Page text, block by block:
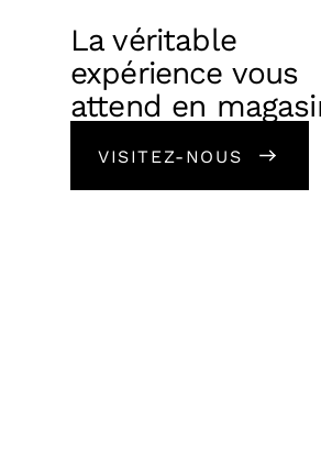
La véritable
expérience vous
attend en
VISITEZ-NOUS
GENRE